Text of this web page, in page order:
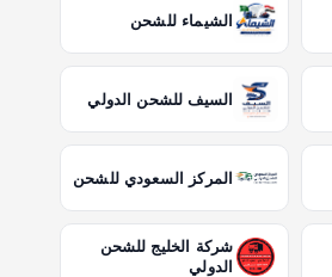
الشيماء للشحن
السيف للشحن الدولي
المركز السعودي للشحن
شركة الخليج للشحن
الدولي